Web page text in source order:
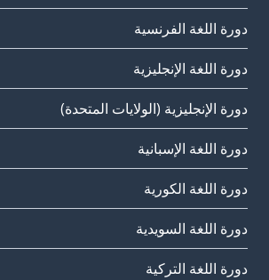
دورة اللغة الفرنسية
دورة اللغة الإنجليزية
دورة الإنجليزية (الولايات المتحدة)
دورة اللغة الإسبانية
دورة اللغة الكورية
دورة اللغة السويدية
دورة اللغة التركية